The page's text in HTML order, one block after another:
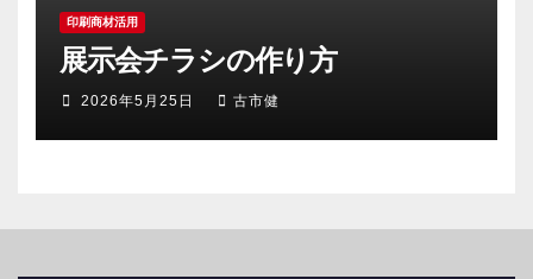
印刷商材活用
展示会チラシの作り方
2026年5月25日 古市健